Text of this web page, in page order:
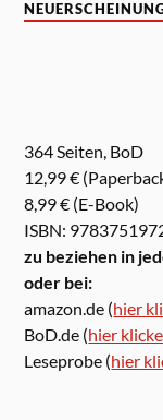
364 Seiten, BoD
12,99 €
8,99 € (E-Book)
ISBN:
zu beziehen in
oder bei:
amazon.de (hier
BoD.de (hier
Leseprobe (hier